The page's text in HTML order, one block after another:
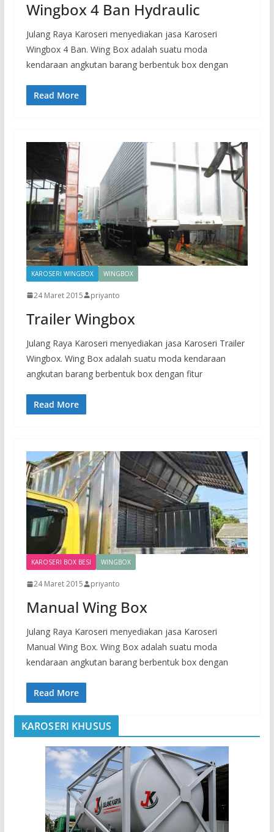
Wingbox 4 Ban Hydraulic
Julang Raya Karoseri menyediakan jasa Karoseri
Wingbox 4 Ban. Wing Box adalah suatu moda
kendaraan angkutan barang berbentuk box dengan
Read More
KAROSERI WINGBOX WINGBOX
24 Maret 2015 priyanto
Trailer Wingbox
Julang Raya Karoseri menyediakan jasa Karoseri Trailer
Wingbox. Wing Box adalah suatu moda kendaraan
angkutan barang berbentuk box dengan fitur
Read More
KAROSERI BOX BESI WINGBOX
24 Maret 2015 priyanto
Manual Wing Box
Julang Raya Karoseri menyediakan jasa Karoseri
Manual Wing Box. Wing Box adalah suatu moda
kendaraan angkutan barang berbentuk box dengan
Read More
KAROSERI KHUSUS